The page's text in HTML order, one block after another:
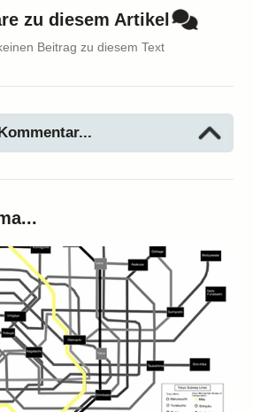
zu diesem Artikel
Beitrag zu diesem Text